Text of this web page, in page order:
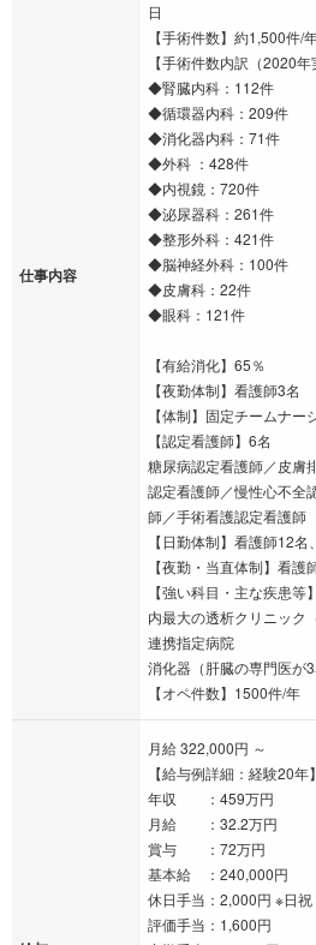
仕事内容
日
【手術件数】約1,500件/
【手術件数内訳（2020年
◆腎臓内科：112件
◆循環器内科：209件
◆消化器内科：71件
◆外科 ：428件
◆内視鏡：720件
◆泌尿器科：261件
◆整形外科：421件
◆脳神経外科：100件
◆皮膚科：22件
◆眼科：121件
【有給消化】65％
【夜勤体制】看護師3名
【体制】固定チームナー
【認定看護師】6名
糖尿病認定看護師／皮膚
認定看護師／慢性心不全
師／手術看護認定看護師
【日勤体制】看護師12名
【夜勤・当直体制】看護
【強い科目・主な疾患
内最大の透析クリニック
連携指定病院
消化器（肝臓の専門医が3
【オペ件数】1500件/年
月給 322,000円 ～
【給与例詳細：経験20年】
年収 ：459万円
月給 ：32.2万円
賞与 ：72万円
基本給 ：240,000円
休日手当：2,000円 ※日祝
評価手当：1,600円